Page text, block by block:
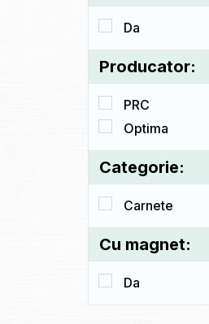
Da
Producator:
PRC
Optima
Categorie:
Carnete
Cu magnet:
Da